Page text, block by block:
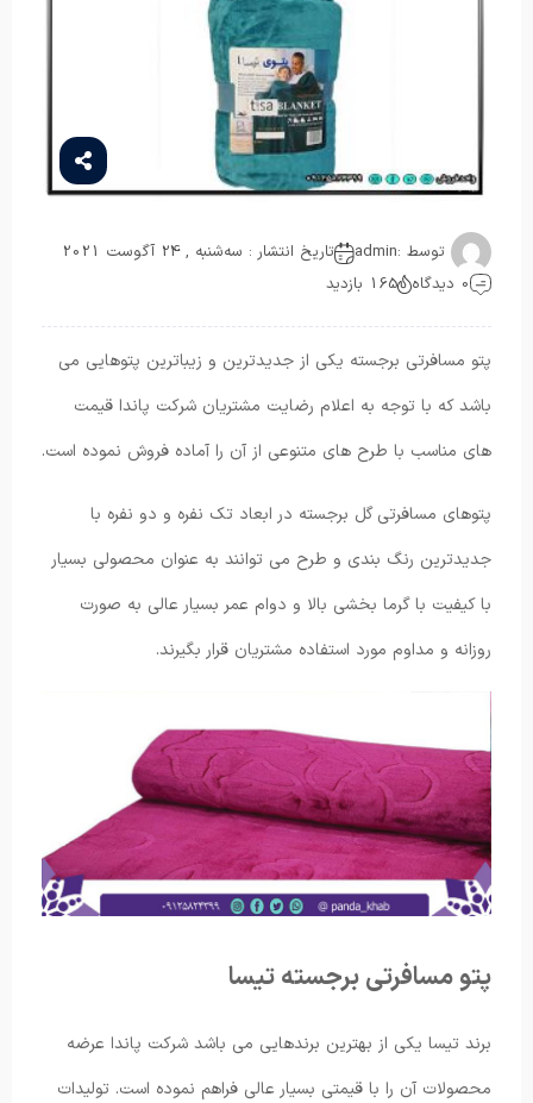
توسط :admin
تاریخ انتشار : سه‌شنبه , 24 آگوست 2021
0 دیدگاه
165 بازدید
پتو مسافرتی برجسته یکی از جدیدترین و زیباترین پتوهایی می
باشد که با توجه به اعلام رضایت مشتریان شرکت پاندا قیمت
های مناسب با طرح های متنوعی از آن را آماده فروش نموده است.
پتوهای مسافرتی گل برجسته در ابعاد تک نفره و دو نفره با
جدیدترین رنگ بندی و طرح می توانند به عنوان محصولی بسیار
با کیفیت با گرما بخشی بالا و دوام عمر بسیار عالی به صورت
روزانه و مداوم مورد استفاده مشتریان قرار بگیرند.
پتو مسافرتی برجسته تیسا
برند تیسا یکی از بهترین برندهایی می باشد شرکت پاندا عرضه
محصولات آن را با قیمتی بسیار عالی فراهم نموده است. تولیدات